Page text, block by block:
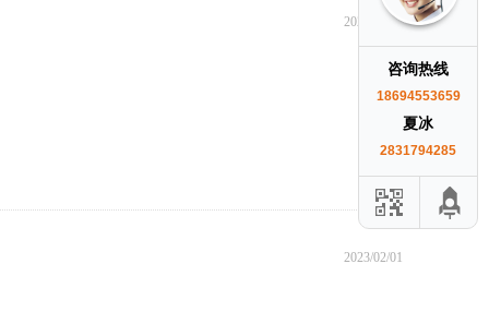
2023/02/02
2023/02/01
咨询热线
18694553659
夏冰
2831794285